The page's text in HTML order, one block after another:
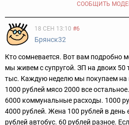
СООБЩИТЬ
18 СЕН 13:10 #6
Брянск32
Кто сомневается. Вот вам подробно
мы живем с супругой. ЗП на двоих
тыс. Каждую неделю мы покупаем на
1000 рублей мясо 2000 все
6000 коммунальные расходы. 1000
4000 рублей. Жена 100 рублей в
рублей автобус. 60 рублей разное.